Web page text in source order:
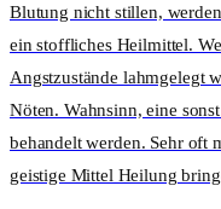
Blutung nicht stillen,
ein stoffliches Heilmittel.
Angstzustände lahmgelegt
Nöten. Wahnsinn, eine
behandelt werden. Sehr oft
geistige Mittel Heilung